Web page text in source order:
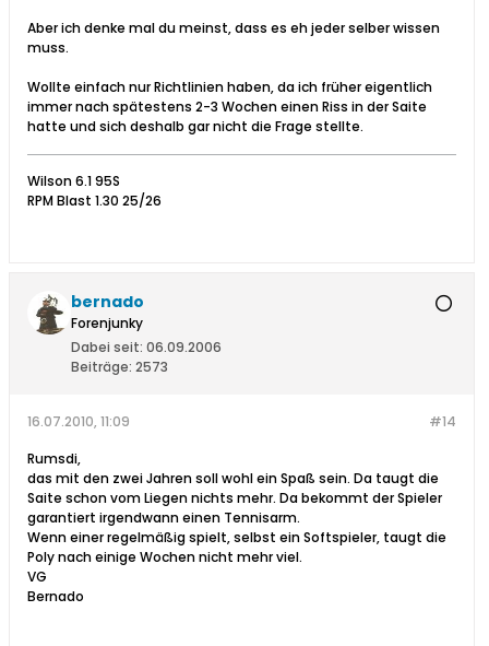
Aber ich denke mal du meinst, dass es eh jeder selber wissen
muss.
Wollte einfach nur Richtlinien haben, da ich früher eigentlich
immer nach spätestens 2-3 Wochen einen Riss in der Saite
hatte und sich deshalb gar nicht die Frage stellte.
Wilson 6.1 95S
RPM Blast 1.30 25/26
bernado
Forenjunky
Dabei seit: 06.09.2006
Beiträge: 2573
#14
16.07.2010, 11:09
Rumsdi,
das mit den zwei Jahren soll wohl ein Spaß sein. Da taugt die
Saite schon vom Liegen nichts mehr. Da bekommt der Spieler
garantiert irgendwann einen Tennisarm.
Wenn einer regelmäßig spielt, selbst ein Softspieler, taugt die
Poly nach einige Wochen nicht mehr viel.
VG
Bernado